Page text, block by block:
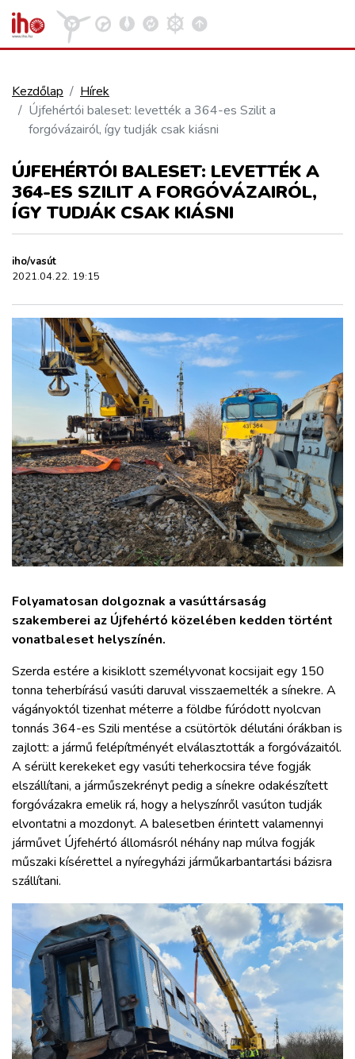
VASÚT
KÖZÚT
REPÜLÉS
KÖZLEKEDÉSFEJLESZTÉS
ZÖLDÚT
BLOG
ARCHÍVUM
WEBSHOP
BELÉPÉS
REGISZTRÁCIÓ
Kezdőlap
Hírek
Újfehértói baleset: levették a 364-es Szilit a
forgóvázairól, így tudják csak kiásni
ÚJFEHÉRTÓI BALESET: LEVETTÉK A
364-ES SZILIT A FORGÓVÁZAIRÓL,
ÍGY TUDJÁK CSAK KIÁSNI
iho/vasút
2021.04.22. 19:15
Folyamatosan dolgoznak a vasúttársaság
szakemberei az Újfehértó közelében kedden történt
vonatbaleset helyszínén.
Szerda estére a kisiklott személyvonat kocsijait egy 150
tonna teherbírású vasúti daruval visszaemelték a sínekre. A
vágányoktól tizenhat méterre a földbe fúródott nyolcvan
tonnás 364-es Szili mentése a csütörtök délutáni órákban is
zajlott: a jármű felépítményét elválasztották a forgóvázaitól.
A sérült kerekeket egy vasúti teherkocsira téve fogják
elszállítani, a járműszekrényt pedig a sínekre odakészített
forgóvázakra emelik rá, hogy a helyszínről vasúton tudják
elvontatni a mozdonyt. A balesetben érintett valamennyi
járművet Újfehértó állomásról néhány nap múlva fogják
műszaki kísérettel a nyíregyházi járműkarbantartási bázisra
szállítani.